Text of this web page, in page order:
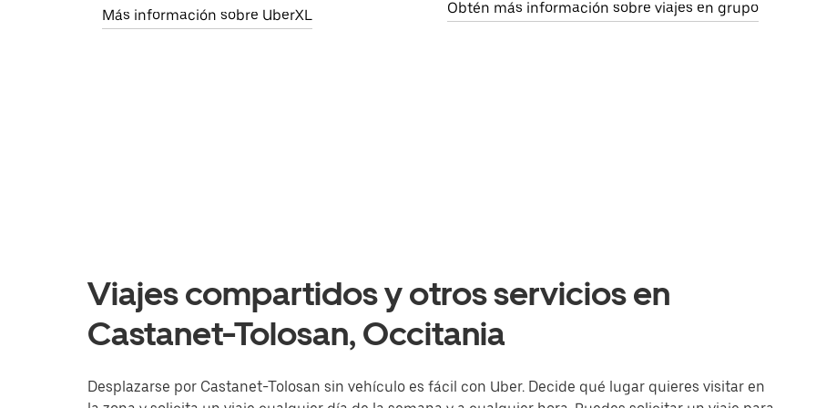
Más información sobre UberXL Obtén más información sobre viajes en grupo
Viajes compartidos y otros servicios en
Castanet-Tolosan, Occitania
Desplazarse por Castanet-Tolosan sin vehículo es fácil con Uber. Decide qué lugar quieres visitar en